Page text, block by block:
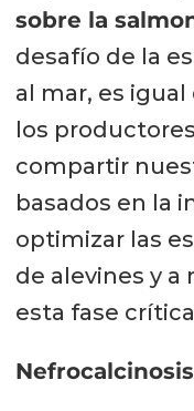
sobre la
desafío de la
al mar, es
los
compartir
basados en la
optimizar las
de alevines y
esta fase
Nefrocalcinosis